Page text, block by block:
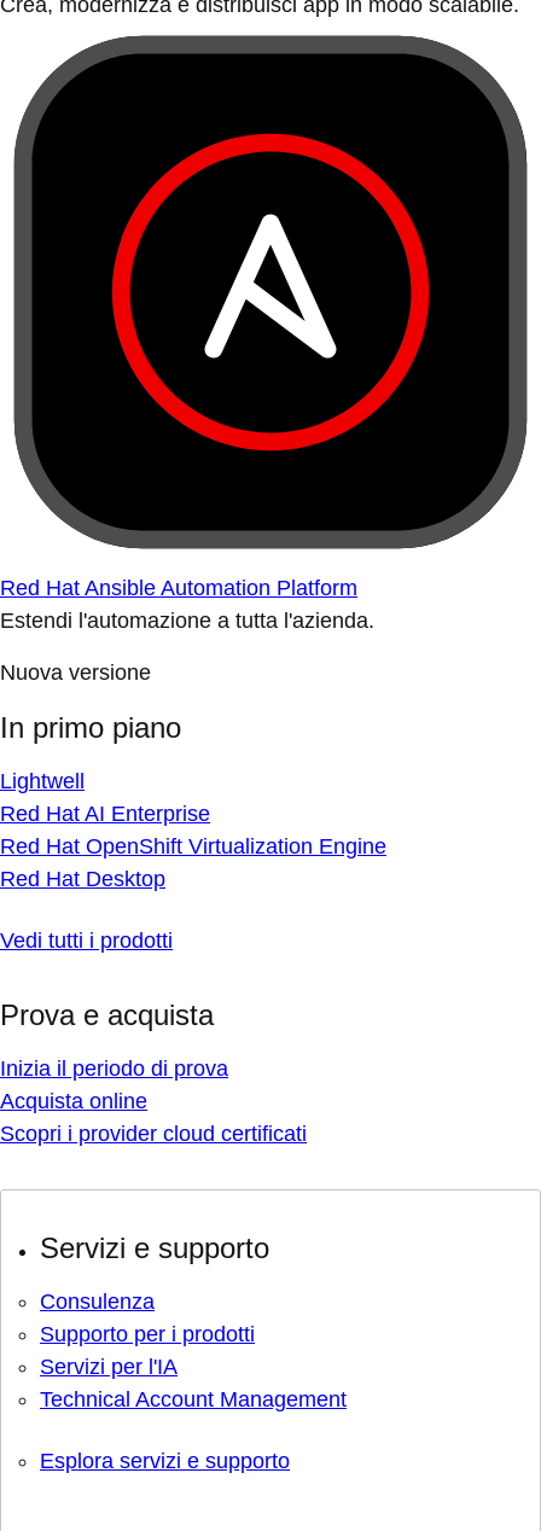
Crea, modernizza e distribuisci app in modo scalabile.
Red Hat Ansible Automation Platform
Estendi l'automazione a tutta l'azienda.
Nuova versione
In primo piano
Lightwell
Red Hat AI Enterprise
Red Hat OpenShift Virtualization Engine
Red Hat Desktop
Vedi tutti i prodotti
Prova e acquista
Inizia il periodo di prova
Acquista online
Scopri i provider cloud certificati
Servizi e supporto
Consulenza
Supporto per i prodotti
Servizi per l'IA
Technical Account Management
Esplora servizi e supporto